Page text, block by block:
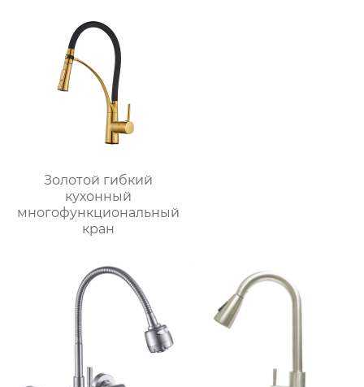
Золотой гибкий
кухонный
многофункциональный
кран